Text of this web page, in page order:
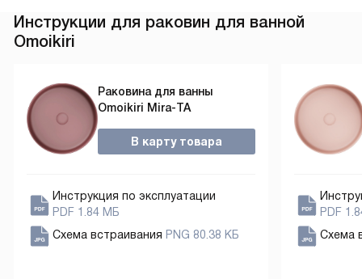
В общем, я осталась довольна этой покупкой.
Она превзошла все мои ожидания. Отличное
сочетание качества, стиля и функциональности.
ванную комнату нотку элегантности и уюта!
Инструкции для раковин для ванной
Omoikiri
Раковина для ванны
Omoikiri Mira-TA
В карту товара
Инструкция по эксплуатации
PDF 1.84 МБ
Схема встраивания PNG 80.38 КБ
PDF
Схема